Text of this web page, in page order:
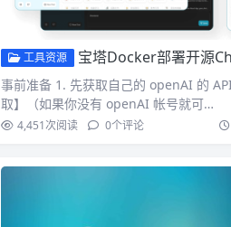
工具资源 宝塔Docker部署开源
事前准备 1. 先获取自己的 openAI 的
取】（如果你没有 openAI 帐号就可…
4,451次阅读 0个评论